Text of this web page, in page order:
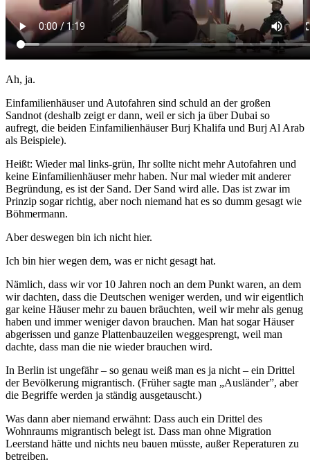
Ah, ja.
Einfamilienhäuser und Autofahren sind schuld an der großen
Sandnot (deshalb zeigt er dann, weil er sich ja über Dubai so
aufregt, die beiden Einfamilienhäuser Burj Khalifa und Burj Al Arab
als Beispiele).
Heißt: Wieder mal links-grün, Ihr sollte nicht mehr Autofahren und
keine Einfamilienhäuser mehr haben. Nur mal wieder mit anderer
Begründung, es ist der Sand. Der Sand wird alle. Das ist zwar im
Prinzip sogar richtig, aber noch niemand hat es so dumm gesagt wie
Böhmermann.
Aber deswegen bin ich nicht hier.
Ich bin hier wegen dem, was er nicht gesagt hat.
Nämlich, dass wir vor 10 Jahren noch an dem Punkt waren, an dem
wir dachten, dass die Deutschen weniger werden, und wir eigentlich
gar keine Häuser mehr zu bauen bräuchten, weil wir mehr als genug
haben und immer weniger davon brauchen. Man hat sogar Häuser
abgerissen und ganze Plattenbauzeilen weggesprengt, weil man
dachte, dass man die nie wieder brauchen wird.
In Berlin ist ungefähr – so genau weiß man es ja nicht – ein Drittel
der Bevölkerung migrantisch. (Früher sagte man „Ausländer”, aber
die Begriffe werden ja ständig ausgetauscht.)
Was dann aber niemand erwähnt: Dass auch ein Drittel des
Wohnraums migrantisch belegt ist. Dass man ohne Migration
Leerstand hätte und nichts neu bauen müsste, außer Reperaturen zu
betreiben.